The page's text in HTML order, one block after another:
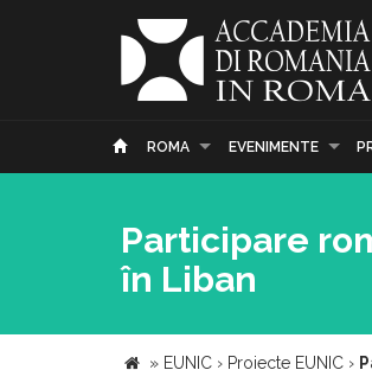
ROMA EVENIMENTE
Participare
în Liban
» EUNIC › Proiecte EUNIC ›